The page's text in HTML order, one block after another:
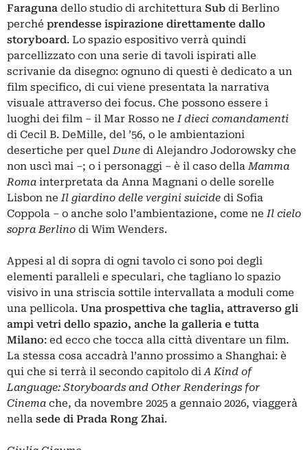
Faraguna dello studio di architettura Sub di Berlino
perché prendesse ispirazione direttamente dallo
storyboard. Lo spazio espositivo verrà quindi
parcellizzato con una serie di tavoli ispirati alle
scrivanie da disegno: ognuno di questi è dedicato a un
film specifico, di cui viene presentata la narrativa
visuale attraverso dei focus. Che possono essere i
luoghi dei film – il Mar Rosso ne I dieci comandamenti
di Cecil B. DeMille, del ’56, o le ambientazioni
desertiche per quelDune di Alejandro Jodorowskyche
non uscì mai –; o i personaggi – è il caso dellaMamma
Roma interpretata da Anna Magnani o delle sorelle
Lisbon neIl giardino delle vergini suicide di Sofia
Coppola – o anche solo l’ambientazione, come neIl cielo
sopra Berlino di Wim Wenders.
Appesi al di sopra di ogni tavolo ci sono poi degli
elementi paralleli e speculari, che tagliano lo spazio
visivo in una striscia sottile intervallata a moduli come
una pellicola. Una prospettiva che taglia, attraverso gli
ampi vetri dello spazio, anche la galleria e tutta
Milano: ed ecco che tocca alla città diventare un film.
La stessa cosa accadrà l’anno prossimo a Shanghai: è
qui che si terrà il secondo capitolo diA Kind of
Language: Storyboards and Other Renderings for
Cinema che, da novembre 2025 a gennaio 2026, viaggerà
nella sede di Prada Rong Zhai.